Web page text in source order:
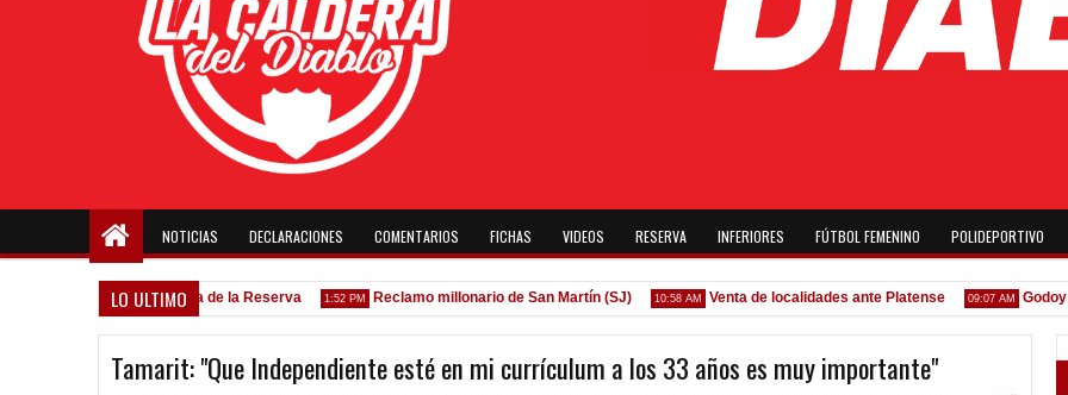
NOTICIAS DECLARACIONES COMENTARIOS FICHAS VIDEOS RESERVA INFERIORES FÚTBOL FEMENINO POLIDEPORTIVO
LO ULTIMO
Goleada histórica de la Reserva 1:52 PM Reclamo millonario de San Martín (SJ) 10:58 AM Venta de localidades ante Platense 09:07 AM Godoy
Tamarit: "Que Independiente esté en mi currículum a los 33 años es muy importante"